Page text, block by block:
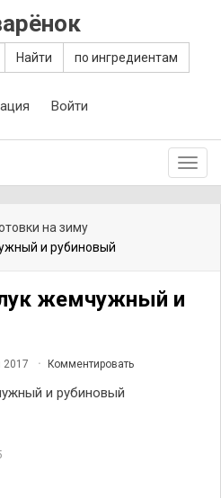
Найти по ингредиентам
Войти
на зиму
и рубиновый
жемчужный и
2017 Комментировать